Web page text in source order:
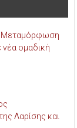
Μεταμόρφωση
νέα ομαδική
Λαρίσης και